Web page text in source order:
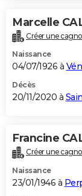
Marcelle
Créer une
Naissance
04/07/1926 à
Décès
20/11/2020 à
Francine
Créer une
Naissance
23/01/1946 à